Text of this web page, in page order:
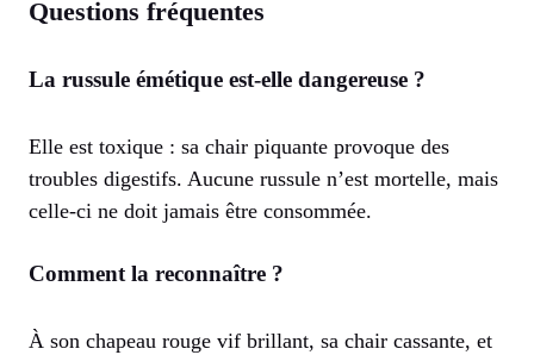
Questions fréquentes
La russule émétique est-elle dangereuse ?
Elle est toxique : sa chair piquante provoque des
troubles digestifs. Aucune russule n’est mortelle, mais
celle-ci ne doit jamais être consommée.
Comment la reconnaître ?
À son chapeau rouge vif brillant, sa chair cassante, et